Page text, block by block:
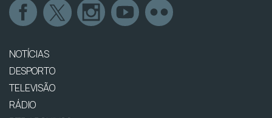
NOTÍCIAS
DESPORTO
TELEVISÃO
RÁDIO